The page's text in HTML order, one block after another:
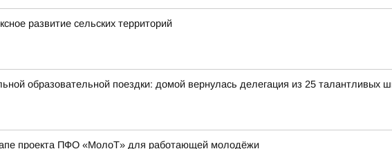
развитие сельских территорий
образовательной поездки: домой вернулась делегация из 25 талантливых
проекта ПФО «МолоТ» для работающей молодёжи